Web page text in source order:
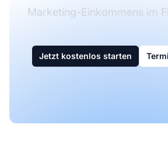
Marketing-Einkommens im
Jetzt kostenlos starten